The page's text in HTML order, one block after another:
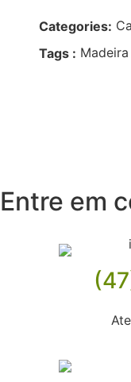
Categories:
Tags :
Entre em